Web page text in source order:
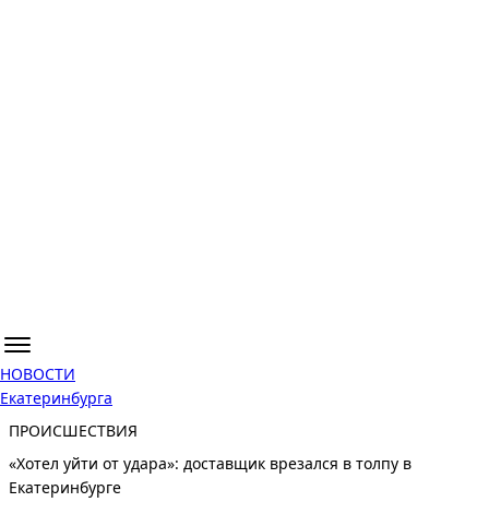
НОВОСТИ
Екатеринбурга
ПРОИСШЕСТВИЯ
«Хотел уйти от удара»: доставщик врезался в толпу в
Екатеринбурге